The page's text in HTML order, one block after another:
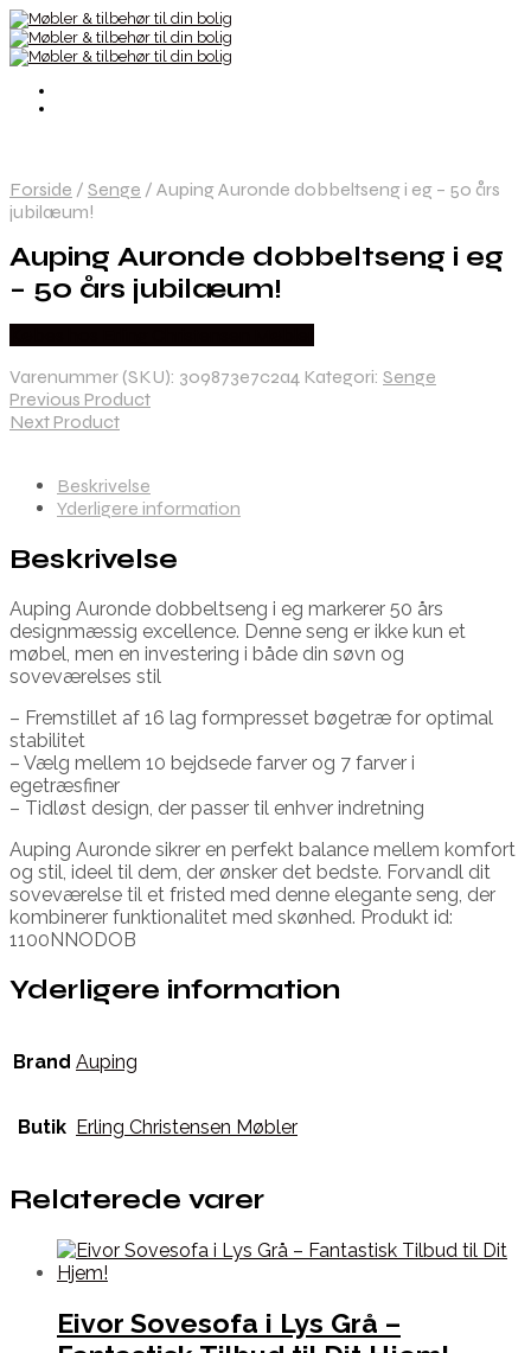
Forside / Senge / Auping Auronde dobbeltseng i eg – 50 års
jubilæum!
Auping Auronde dobbeltseng i eg
– 50 års jubilæum!
Varenummer (SKU): 309873e7c2a4 Kategori: Senge
Previous Product
Next Product
Beskrivelse
Yderligere information
Beskrivelse
Auping Auronde dobbeltseng i eg markerer 50 års
designmæssig excellence. Denne seng er ikke kun et
møbel, men en investering i både din søvn og
soveværelses stil
– Fremstillet af 16 lag formpresset bøgetræ for optimal
stabilitet
– Vælg mellem 10 bejdsede farver og 7 farver i
egetræsfiner
– Tidløst design, der passer til enhver indretning
Auping Auronde sikrer en perfekt balance mellem komfort
og stil, ideel til dem, der ønsker det bedste. Forvandl dit
soveværelse til et fristed med denne elegante seng, der
kombinerer funktionalitet med skønhed. Produkt id:
1100NNODOB
Yderligere information
Brand Auping
Butik Erling Christensen Møbler
Relaterede varer
Eivor Sovesofa i Lys Grå –